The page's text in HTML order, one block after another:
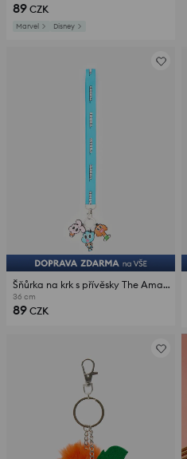
89 CZK
Marvel Disney
Šňůrka na krk s přívěsky The Amazing World Of Gumball
36 cm
89 CZK